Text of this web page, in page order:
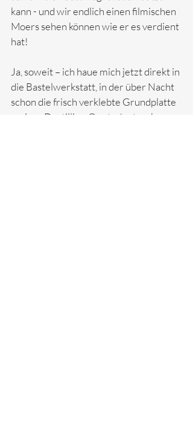
kann - und wir endlich einen filmischen
Moers sehen können wie er es verdient
hat!
Ja, soweit – ich haue mich jetzt direkt in
die Bastelwerkstatt, in der über Nacht
schon die frisch verklebte Grundplatte
meiner Destillier-Quetsche trocknen